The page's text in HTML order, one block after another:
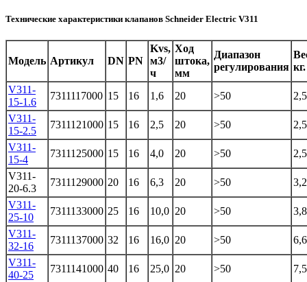
Технические характеристики клапанов Schneider Electric V311
Модель Артикул DN PN
Kvs,
м3/
ч
Ход
штока,
мм
Диапазон
регулирования кг.
V311-
15-1.6
7311117000 15 16 1,6 20 >50
2,5
V311-
15-2.5
7311121000 15 16 2,5 20 >50
2,5
V311-
15-4
7311125000 15 16 4,0 20 >50
2,5
V311-
20-6.3
7311129000 20 16 6,3 20 >50
3,2
V311-
25-10
7311133000 25 16 10,0 20 >50
3,8
V311-
32-16
7311137000 32 16 16,0 20 >50
6,6
V311-
40-25
7311141000 40 16 25,0 20 >50
7,5